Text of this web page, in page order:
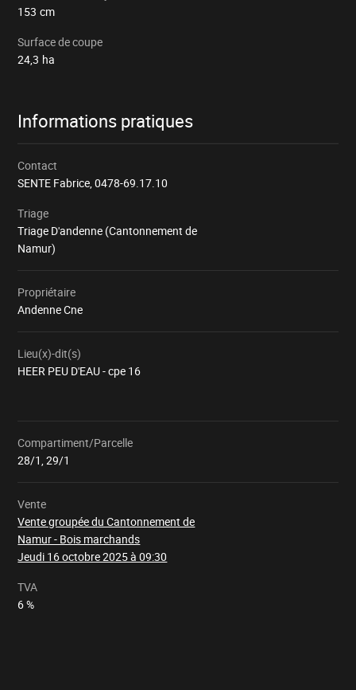
153 cm
Surface de coupe
24,3 ha
Informations pratiques
Contact
SENTE Fabrice,0478-69.17.10
Triage
Triage D'andenne (Cantonnement de
Namur)
Propriétaire
Andenne Cne
Lieu(x)-dit(s)
HEER PEU D'EAU - cpe 16
Compartiment/Parcelle
28/1, 29/1
Vente
Vente groupée du Cantonnement de
Namur - Bois marchands
Jeudi 16 octobre 2025 à 09:30
Chargement
TVA
6 %